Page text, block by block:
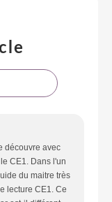
découvre avec
CE1. Dans l'un
du maitre très
lecture CE1. Ce